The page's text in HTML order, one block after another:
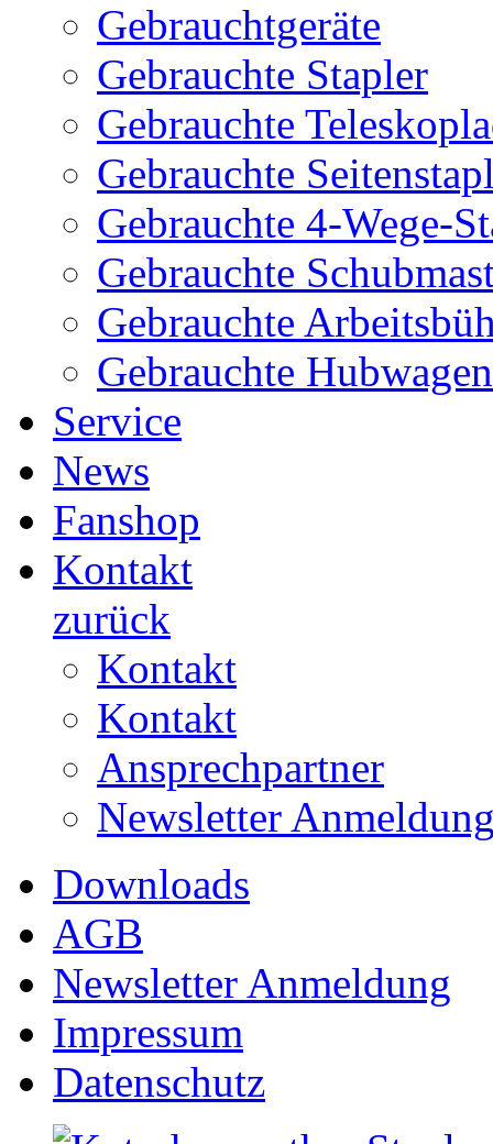
Gebrauchtgeräte
Gebrauchte Stapler
Gebrauchte
Gebrauchte
Gebrauchte 4-Wege-
Gebrauchte
Gebrauchte
Gebrauchte Hubwagen
Service
News
Fanshop
Kontakt
zurück
Kontakt
Kontakt
Ansprechpartner
Newsletter
Downloads
AGB
Newsletter Anmeldung
Impressum
Datenschutz